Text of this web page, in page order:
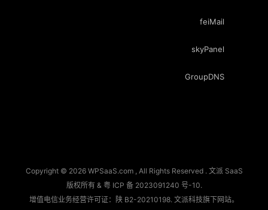
feiMail
skyPanel
GroupDNS
Copyright © 2026 WPSaaS.com , All Rights Reserved . 文派 SaaS
版权所有 & 粤 ICP 备 2023091240 号-10.
增值电信业务经营许可证：陕 B2-20210198. 文派科技旗下网站。